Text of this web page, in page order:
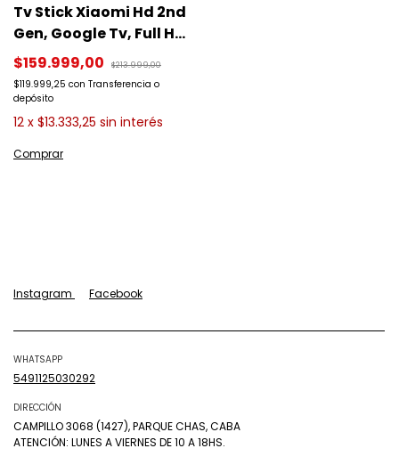
Tv Stick Xiaomi Hd 2nd
Gen, Google Tv, Full Hd
1080p, 1.5gb Ram 8gb,
Color Negro Bluetooth
Con Control De Voz
$159.999,00 $213.999,00
$119.999,25 con Transferencia o
depósito
12 x $13.333,25 sin interés
Instagram Facebook
WHATSAPP
5491125030292
DIRECCIÓN
CAMPILLO 3068 (1427), PARQUE CHAS, CABA